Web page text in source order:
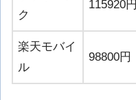
ク
115920円
楽天モバイ
ル
98800円